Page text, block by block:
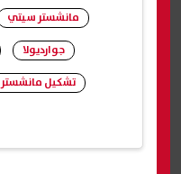
مانشستر سيتي
جوارديولا
تشكيل